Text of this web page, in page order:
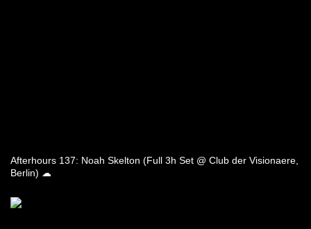
Afterhours 137: Noah Skelton (Full 3h Set @ Club der Visionaere,
Berlin) ☁